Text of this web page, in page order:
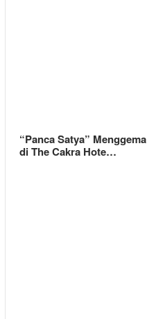
“Panca Satya” Menggema
di The Cakra Hote…